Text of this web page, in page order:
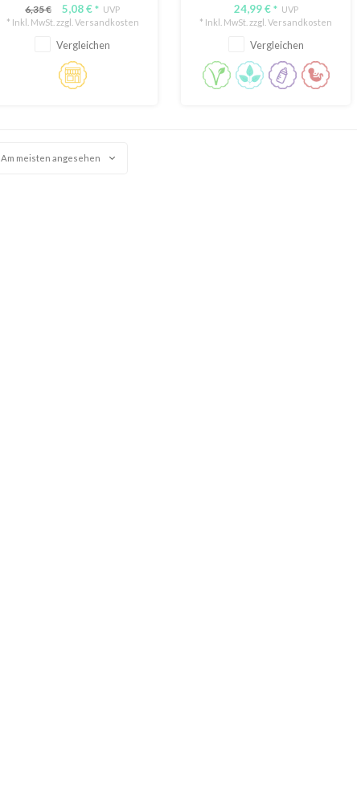
tiefenwirksam hydratisiert.
6,35 € 5,08 € * UVP
* Inkl. MwSt. zzgl. Versandkosten
Vergleichen
lindern, die Haut zu
Gleichgewicht zu bringen.
24,99 € * UVP
* Inkl. MwSt. zzgl. Versandkosten
Vergleichen
Am meisten angesehen